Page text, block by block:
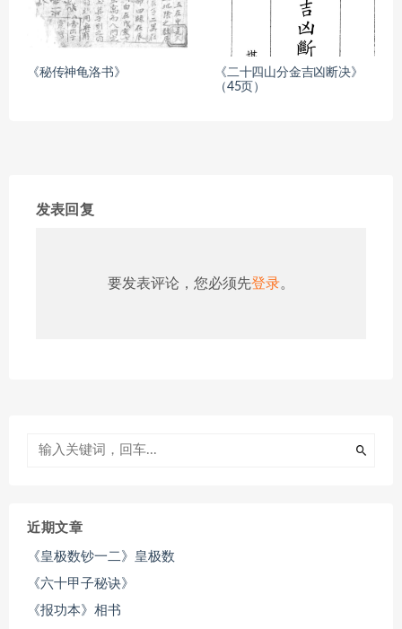
《秘传神龟洛书》
《二十四山分金吉凶断决》
（45页）
发表回复
要发表评论，您必须先登录。
近期文章
《皇极数钞一二》皇极数
《六十甲子秘诀》
《报功本》相书